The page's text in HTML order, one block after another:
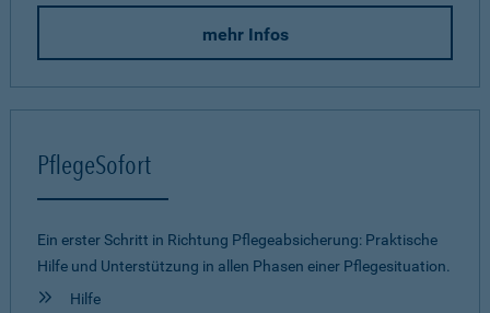
mehr Infos
PflegeSofort
Ein erster Schritt in Richtung Pflegeab­sicherung: Praktische
Hilfe und Unterstützung in allen Phasen einer Pflegesituation.
Hilfe